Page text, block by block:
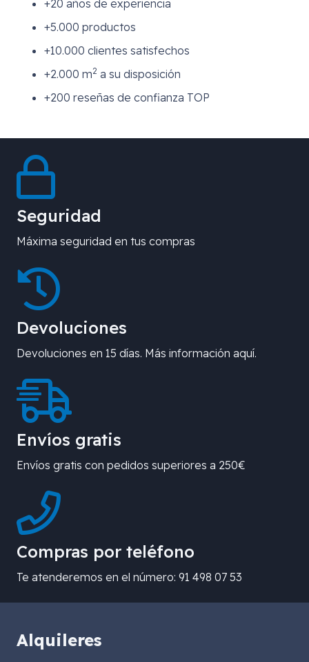
+20 años de experiencia
+5.000 productos
+10.000 clientes satisfechos
+2.000 m2 a su disposición
+200 reseñas de confianza TOP
Seguridad
Máxima seguridad en tus compras
Devoluciones
Devoluciones en 15 días. Más información aquí.
Envíos gratis
Envíos gratis con pedidos superiores a 250€
Compras por teléfono
Te atenderemos en el número: 91 498 07 53
Alquileres